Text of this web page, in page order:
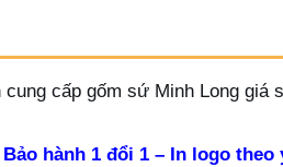
cung cấp gốm sứ Minh Long giá
hành 1 đổi 1 – In logo